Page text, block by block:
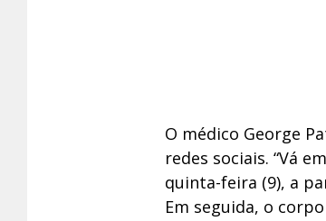
O médico George
redes sociais. “Vá
quinta-feira (9), a
Em seguida, o